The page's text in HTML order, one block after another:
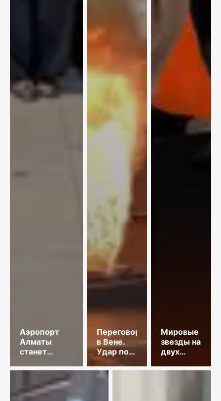
Аэропорт
Алматы
станет
Переговоры
в Вене.
Удар по
танкеру.
КНДР
Мировые
звезды на
двух
столицы